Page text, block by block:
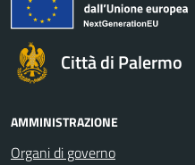
Città di Palermo
AMMINISTRAZIONE
Organi di governo